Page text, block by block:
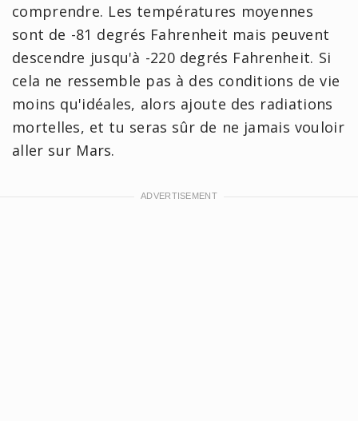
comprendre. Les températures moyennes
sont de -81 degrés Fahrenheit mais peuvent
descendre jusqu'à -220 degrés Fahrenheit. Si
cela ne ressemble pas à des conditions de vie
moins qu'idéales, alors ajoute des radiations
mortelles, et tu seras sûr de ne jamais vouloir
aller sur Mars.